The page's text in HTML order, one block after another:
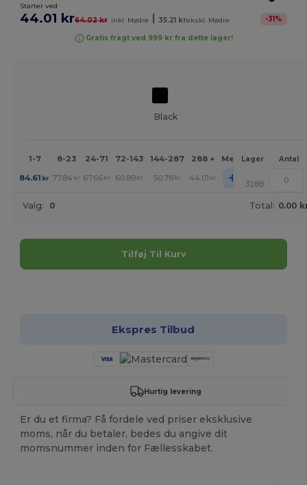
Starter ved
44.01 kr64.02 kr inkl. Mødre | 35.21 krekskl. Mødre -31 %
Gratis fragt ved 999 kr fra dette lager!
Black
1-7 8-23 24-71 72-143 144-287 288 + MereLager Antal
84.61 kr 77.84 kr 67.66kr 60.89kr 50.78kr 44.01 kr + 3288
Valg: 0 Total: 0.00
Tilføj Til Kurv
Ekspres Tilbud
Hurtig levering
Er du et firma? Få fordele ved priser eksklusive
moms, når du betaler, bedes du angive dit
momsnummer inden for Fællesskabet.